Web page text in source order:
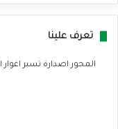
تعرف علينا
المحور اصدارة تسبر اغوار